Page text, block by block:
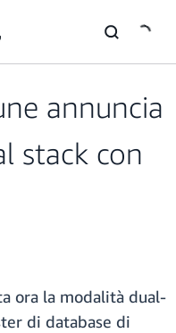
annuncia
stack con
ora la modalità dual-
di database di